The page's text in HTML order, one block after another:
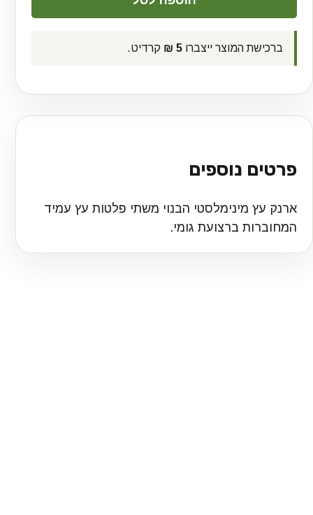
ברכישת המוצר ייצברו 5 ₪ קרדיט.
פרטים נוספים
ארנק עץ מינימלסטי הבנוי משתי פלטות עץ עמיד
המחוברות ברצועת גומי.